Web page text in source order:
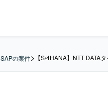
SAPの案件> 【S/4HANA】NTT DATA